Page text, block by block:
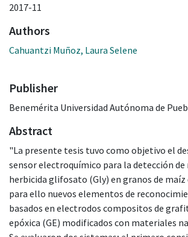
2017-11
Authors
Cahuantzi Muñoz, Laura Selene
Publisher
Benemérita Universidad Autónoma de
Abstract
"La presente tesis tuvo como objetivo el
sensor electroquímico para la detección de
herbicida glifosato (Gly) en granos de
para ello nuevos elementos de
basados en electrodos compositos de
epóxica (GE) modificados con materiales